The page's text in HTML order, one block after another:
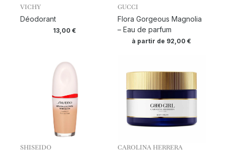
VICHY
Déodorant
13,00 €
GUCCI
Flora Gorgeous Magnolia
– Eau de parfum
à partir de 92,00€
SHISEIDO CAROLINA HERRERA